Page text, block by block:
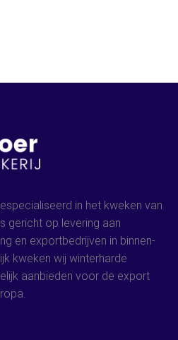
in het kweken van
gericht op levering aan
en exportbedrijven in binnen-
kweken wij winterharde
aanbieden voor de export